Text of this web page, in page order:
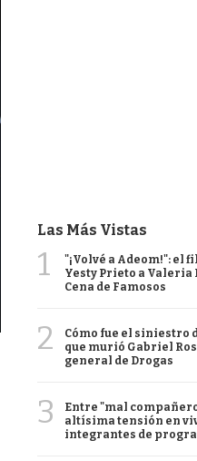
Las Más Vistas
1
"¡Volvé a Adeom!": el
Yesty Prieto a
Cena de Famosos
2
Cómo fue el siniestro
que murió Gabriel
general de Drogas
3
Entre "mal
altísima tensión en
integrantes de